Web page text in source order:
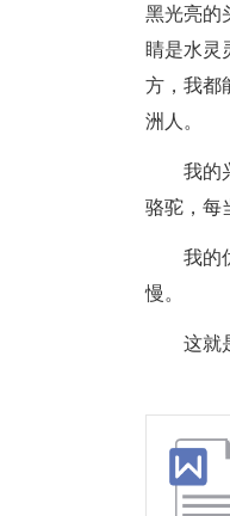
黑光亮的
睛是水灵
方，我都
洲人。
我的
骆驼，每
我的
慢。
这就